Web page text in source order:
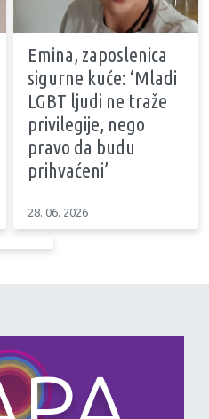
Emina, zaposlenica
sigurne kuće: ‘Mladi
LGBT ljudi ne traže
privilegije, nego
pravo da budu
prihvaćeni’
28. 06. 2026